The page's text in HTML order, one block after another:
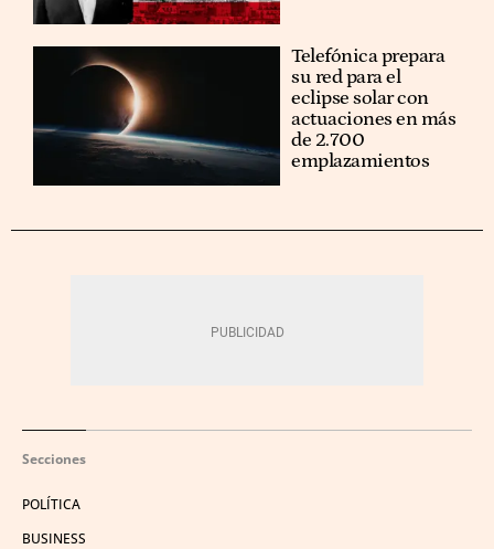
Telefónica prepara
su red para el
eclipse solar con
actuaciones en más
de 2.700
emplazamientos
Secciones
POLÍTICA
BUSINESS